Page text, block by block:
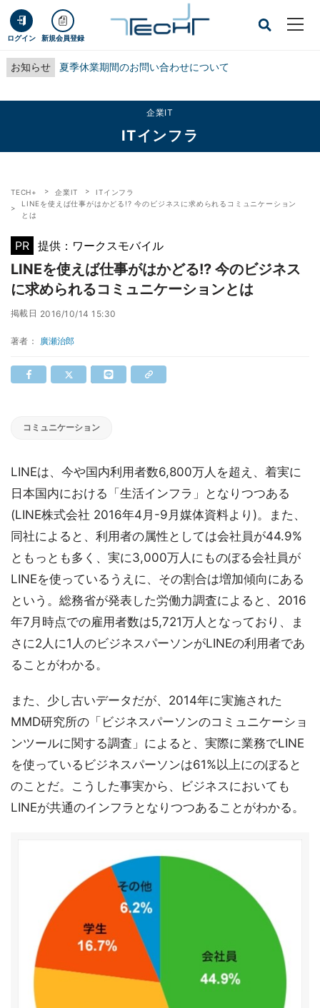
ログイン 新規会員登録
お知らせ 夏季休業期間のお問い合わせについて
企業IT
ITインフラ
TECH+ 企業IT
ITインフラ
LINEを使えば仕事がはかどる!? 今のビジネスに求められるコミュニケーション
とは
PR 提供：ワークスモバイル
LINEを使えば仕事がはかどる!? 今のビジネス
に求められるコミュニケーションとは
掲載日 2016/10/14 15:30
著者： 廣瀬治郎
コミュニケーション
LINEは、今や国内利用者数6,800万人を超え、着実に
日本国内における「生活インフラ」となりつつある
(LINE株式会社 2016年4月-9月媒体資料より)。また、
同社によると、利用者の属性としては会社員が44.9%
ともっとも多く、実に3,000万人にものぼる会社員が
LINEを使っているうえに、その割合は増加傾向にある
という。総務省が発表した労働力調査によると、2016
年7月時点での雇用者数は5,721万人となっており、ま
さに2人に1人のビジネスパーソンがLINEの利用者であ
ることがわかる。
また、少し古いデータだが、2014年に実施された
MMD研究所の「ビジネスパーソンのコミュニケーショ
ンツールに関する調査」によると、実際に業務でLINE
を使っているビジネスパーソンは61%以上にのぼると
のことだ。こうした事実から、ビジネスにおいても
LINEが共通のインフラとなりつつあることがわかる。